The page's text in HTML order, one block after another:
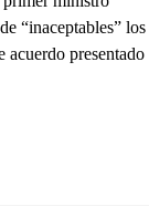
“inaceptables” los
acuerdo presentado